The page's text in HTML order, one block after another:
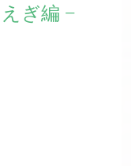
ぎ編 −